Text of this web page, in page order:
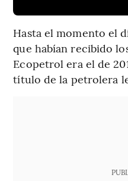
Hasta el momento el
que habían recibido
Ecopetrol era el de
título de la petrolera